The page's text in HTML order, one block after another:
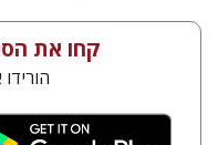
קחו את